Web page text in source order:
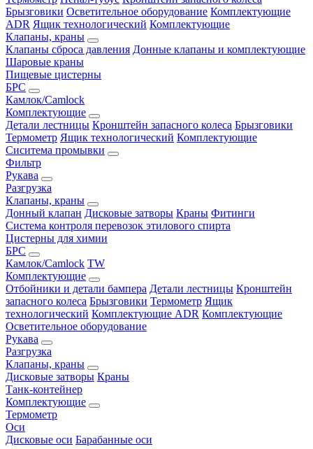
Брызговики Осветительное оборудование Комплектующие
ADR Ящик технологический Комплектующие
Клапаны, краны
Клапаны сброса давления Донные клапаны и комплектующие
Шаровые краны
Пищевые цистерны
БРС
Камлок/Camlock
Комплектующие
Детали лестницы Кронштейн запасного колеса Брызговики
Термометр Ящик технологический Комплектующие
Сиситема промывки
Фильтр
Рукава
Разгрузка
Клапаны, краны
Донный клапан Дисковые затворы Краны Фитинги
Система контроля перевозок этилового спирта
Цистерны для химии
БРС
Камлок/Camlock TW
Комплектующие
Отбойники и детали бампера Детали лестницы Кронштейн
запасного колеса Брызговики Термометр Ящик
технологический Комплектующие ADR Комплектующие
Осветительное оборудование
Рукава
Разгрузка
Клапаны, краны
Дисковые затворы Краны
Танк-контейнер
Комплектующие
Термометр
Оси
Дисковые оси Барабанные оси